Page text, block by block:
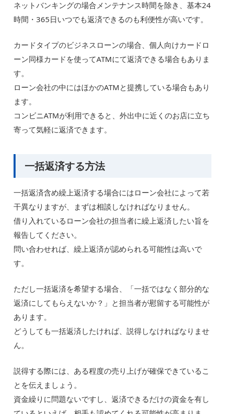
ネットバンキングの場合メンテナンス時間を除き、基本24
時間・365日いつでも返済できるのも利便性が高いです。
カードタイプのビジネスローンの場合、個人向けカードロ
ーン同様カードを使ってATMにて返済できる場合もありま
す。
ローン会社の中にはほかのATMと提携している場合もあり
ます。
コンビニATMが利用できると、外出中に近くのお店に立ち
寄って気軽に返済できます。
一括返済する方法
一括返済含め繰上返済する場合にはローン会社によって若
干異なりますが、まずは相談しなければなりません。
借り入れているローン会社の担当者に繰上返済したい旨を
報告してください。
問い合わせれば、繰上返済が認められる可能性は高いで
す。
ただし一括返済を希望する場合、「一括ではなく部分的な
返済にしてもらえないか？」と担当者が慰留する可能性が
あります。
どうしても一括返済したければ、説得しなければなりませ
ん。
説得する際には、ある程度の売り上げが確保できているこ
とを伝えましょう。
資金繰りに問題ないですし、返済できるだけの資金を有し